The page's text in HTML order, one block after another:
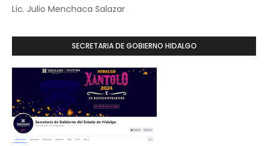
Lic. Julio Menchaca Salazar
SECRETARIA DE GOBIERNO HIDALGO